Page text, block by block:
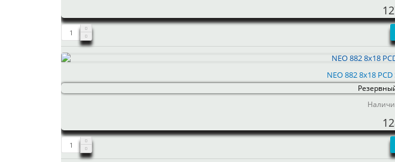
NEO 882 8x18